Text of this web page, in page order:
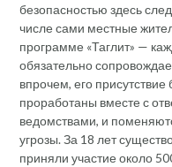
безопасностью здесь
числе сами местные
программе «Таглит» —
обязательно
впрочем, его
проработаны вместе с
ведомствами, и
угрозы. За 18 лет
приняли участие около